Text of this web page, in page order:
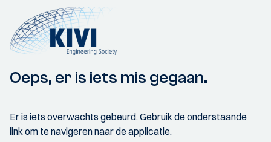
Oeps, er is iets mis gegaan.
Er is iets overwachts gebeurd. Gebruik de onderstaande
link om te navigeren naar de applicatie.